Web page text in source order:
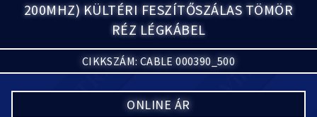
200MHZ) KÜLTÉRI FESZÍTŐSZÁLAS TÖMÖR
RÉZ LÉGKÁBEL
CIKKSZÁM: CABLE 000390_500
ONLINE ÁR